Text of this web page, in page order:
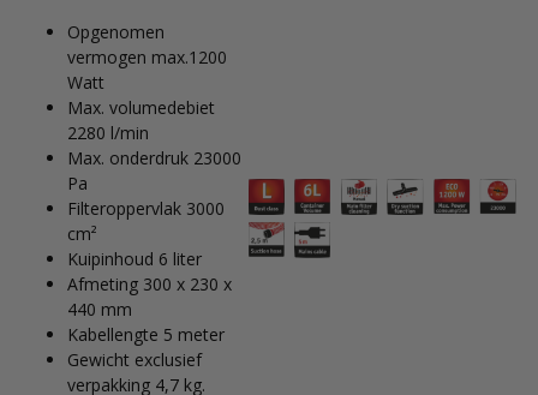
Opgenomen
vermogen max.1200
Watt
Max. volumedebiet
2280 l/min
Max. onderdruk 23000
Pa
Filteroppervlak 3000
cm²
Kuipinhoud 6 liter
Afmeting 300 x 230 x
440 mm
Kabellengte 5 meter
Gewicht exclusief
verpakking 4,7 kg.